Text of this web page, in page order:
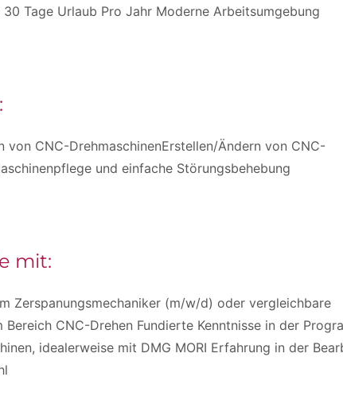
Tage Urlaub Pro Jahr Moderne Arbeitsumgebung
von CNC-DrehmaschinenErstellen/Ändern von CNC-
und einfache Störungsbehebung
mit:
Zerspanungsmechaniker (m/w/d) oder vergleichbare
CNC-Drehen Fundierte Kenntnisse in der
idealerweise mit DMG MORI Erfahrung in der